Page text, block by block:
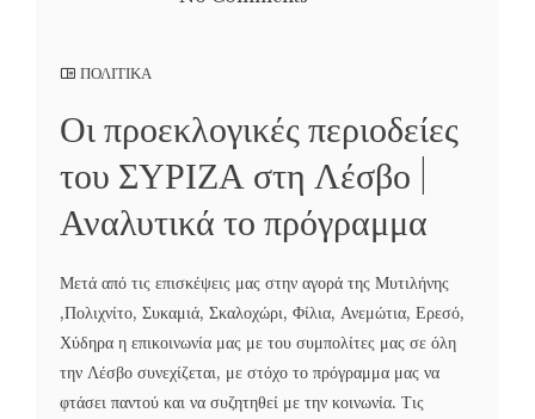
ΠΟΛΙΤΙΚΑ
Οι προεκλογικές περιοδείες
του ΣΥΡΙΖΑ στη Λέσβο |
Αναλυτικά το πρόγραμμα
Μετά από τις επισκέψεις μας στην αγορά της Μυτιλήνης
,Πολιχνίτο, Συκαμιά, Σκαλοχώρι, Φίλια, Ανεμώτια, Ερεσό,
Χύδηρα η επικοινωνία μας με του συμπολίτες μας σε όλη
την Λέσβο συνεχίζεται, με στόχο το πρόγραμμα μας να
φτάσει παντού και να συζητηθεί με την κοινωνία. Τις